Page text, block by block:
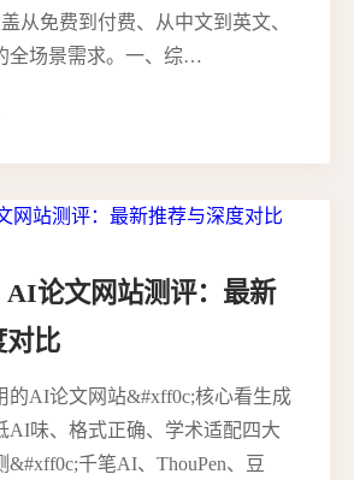
从免费到付费、从中文到英文、
全场景需求。一、综…
AI论文网站测评：最新
对比
的AI论文网站&#xff0c;核心看生成
AI味、格式正确、学术适配四大
千笔AI、ThouPen、豆